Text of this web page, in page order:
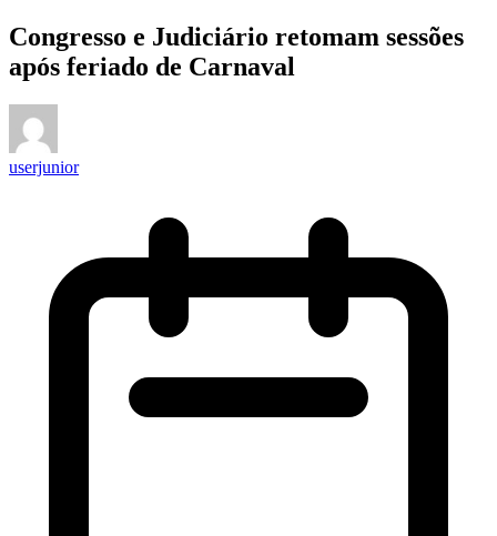
Congresso e Judiciário retomam sessões
após feriado de Carnaval
userjunior